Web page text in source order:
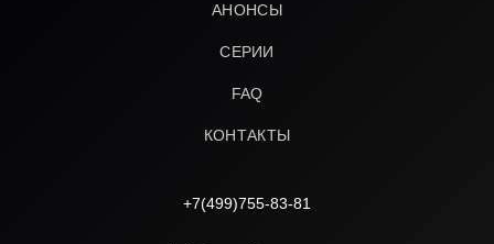
АНОНСЫ
СЕРИИ
FAQ
КОНТАКТЫ
+7(499)755-83-81